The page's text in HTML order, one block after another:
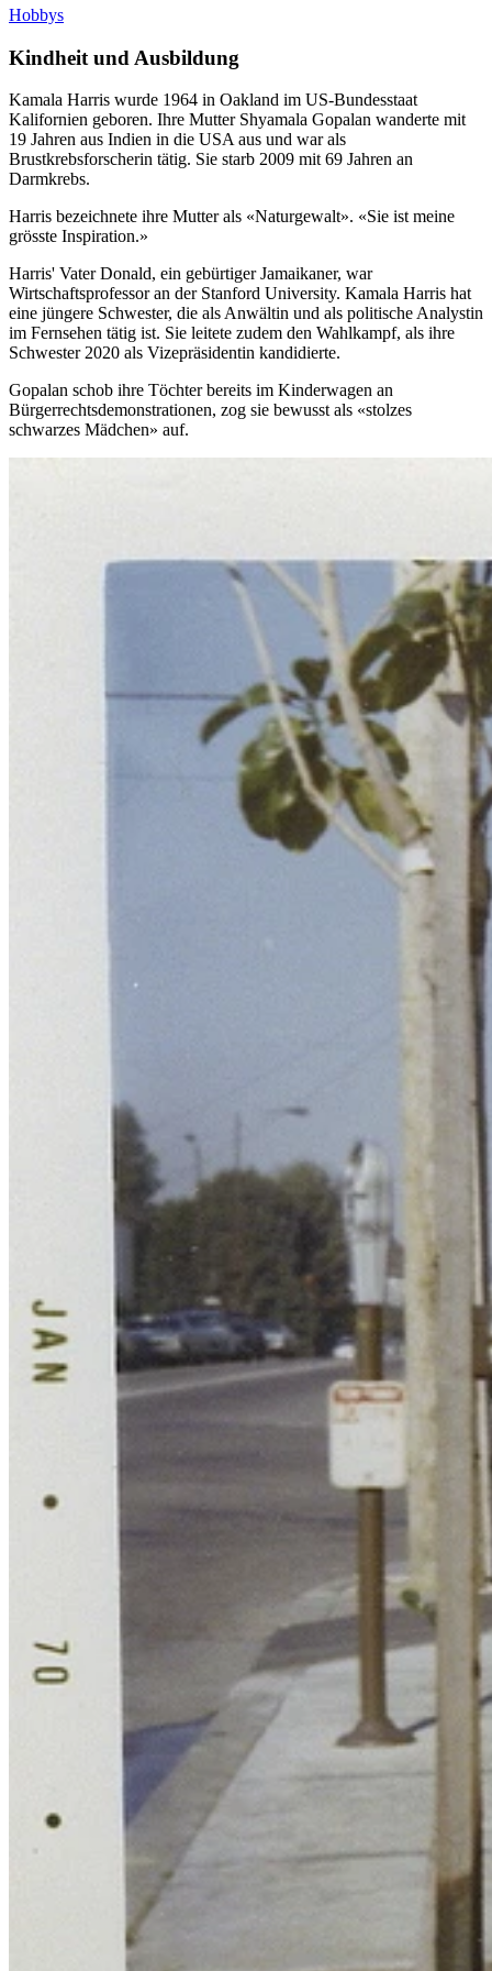
Hobbys
Kindheit und Ausbildung
Kamala Harris wurde 1964 in Oakland im US-Bundesstaat
Kalifornien geboren. Ihre Mutter Shyamala Gopalan wanderte mit
19 Jahren aus Indien in die USA aus und war als
Brustkrebsforscherin tätig. Sie starb 2009 mit 69 Jahren an
Darmkrebs.
Harris bezeichnete ihre Mutter als «Naturgewalt». «Sie ist meine
grösste Inspiration.»
Harris' Vater Donald, ein gebürtiger Jamaikaner, war
Wirtschaftsprofessor an der Stanford University. Kamala Harris hat
eine jüngere Schwester, die als Anwältin und als politische Analystin
im Fernsehen tätig ist. Sie leitete zudem den Wahlkampf, als ihre
Schwester 2020 als Vizepräsidentin kandidierte.
Gopalan schob ihre Töchter bereits im Kinderwagen an
Bürgerrechtsdemonstrationen, zog sie bewusst als «stolzes
schwarzes Mädchen» auf.